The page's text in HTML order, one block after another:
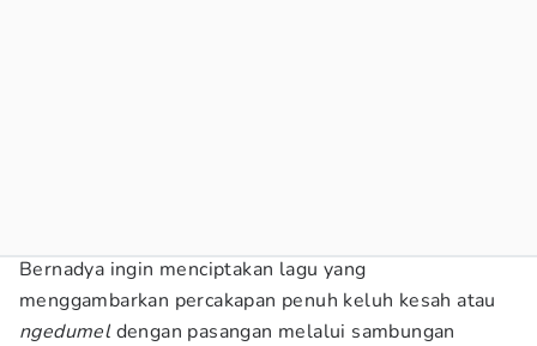
Bernadya ingin menciptakan lagu yang
menggambarkan percakapan penuh keluh kesah atau
ngedumeldengan pasangan melalui sambungan